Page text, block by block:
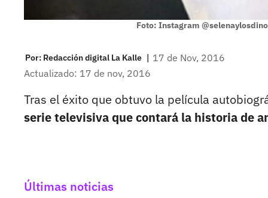
Foto: Instagram
Por: Redacción digital La Kalle | 17 de Nov, 2016
Actualizado: 17 de nov, 2016
Tras el éxito que obtuvo la película
serie televisiva que contará la historia de
Últimas noticias